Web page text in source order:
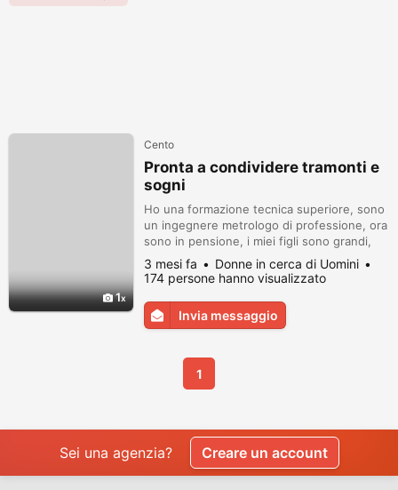
1
Cento
Pronta a condividere tramonti e
sogni
Ho una formazione tecnica superiore, sono
un ingegnere metrologo di professione, ora
sono in pensione, i miei figli sono grandi,
non fumo e non sopporto l'odore del
tabacco, sono una persona equilibrata e
calma, amo leggere e imparare cose nuove,
passeggiare al parco, amo gli animali, ho
quattro gatti adottati
3 mesi fa
Donne in cerca di Uomini
174 persone hanno visualizzato
Invia messaggio
1
Sei una agenzia? Creare un account